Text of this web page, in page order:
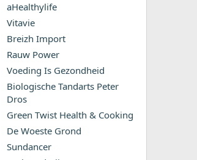
aHealthylife
Vitavie
Breizh Import
Rauw Power
Voeding Is Gezondheid
Biologische Tandarts Peter
Dros
Green Twist Health & Cooking
De Woeste Grond
Sundancer